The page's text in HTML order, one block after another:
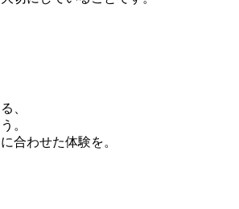
、
。
合わせた体験を。